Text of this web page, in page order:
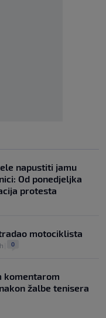
napustiti jamu
Od ponedjeljka
protesta
motociklista
0
komentarom
žalbe tenisera